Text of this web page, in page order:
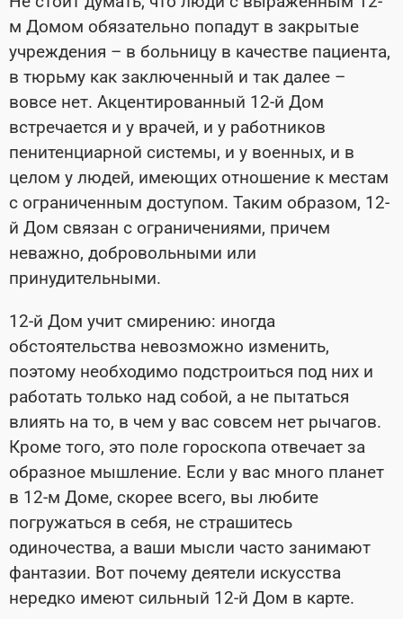
м Домом обязательно попадут в закрытые
учреждения – в больницу в качестве пациента,
в тюрьму как заключенный и так далее –
вовсе нет. Акцентированный 12-й Дом
встречается и у врачей, и у работников
пенитенциарной системы, и у военных, и в
целом у людей, имеющих отношение к местам
с ограниченным доступом. Таким образом, 12-
й Дом связан с ограничениями, причем
неважно, добровольными или
принудительными.
12-й Дом учит смирению: иногда
обстоятельства невозможно изменить,
поэтому необходимо подстроиться под них и
работать только над собой, а не пытаться
влиять на то, в чем у вас совсем нет рычагов.
Кроме того, это поле гороскопа отвечает за
образное мышление. Если у вас много планет
в 12-м Доме, скорее всего, вы любите
погружаться в себя, не страшитесь
одиночества, а ваши мысли часто занимают
фантазии. Вот почему деятели искусства
нередко имеют сильный 12-й Дом в карте.